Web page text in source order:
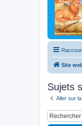
Site
Sujets
Aller sur